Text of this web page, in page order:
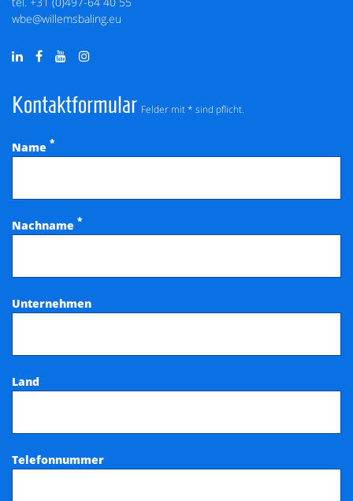
Kontaktformular Felder mit * sind pflicht.
Name *
Nachname *
Unternehmen
Land
Telefonnummer
wbe@willemsbaling.eu